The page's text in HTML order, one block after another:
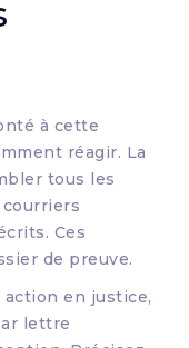
à cette
réagir. La
tous les
Ces
de preuve.
en justice,
lettre